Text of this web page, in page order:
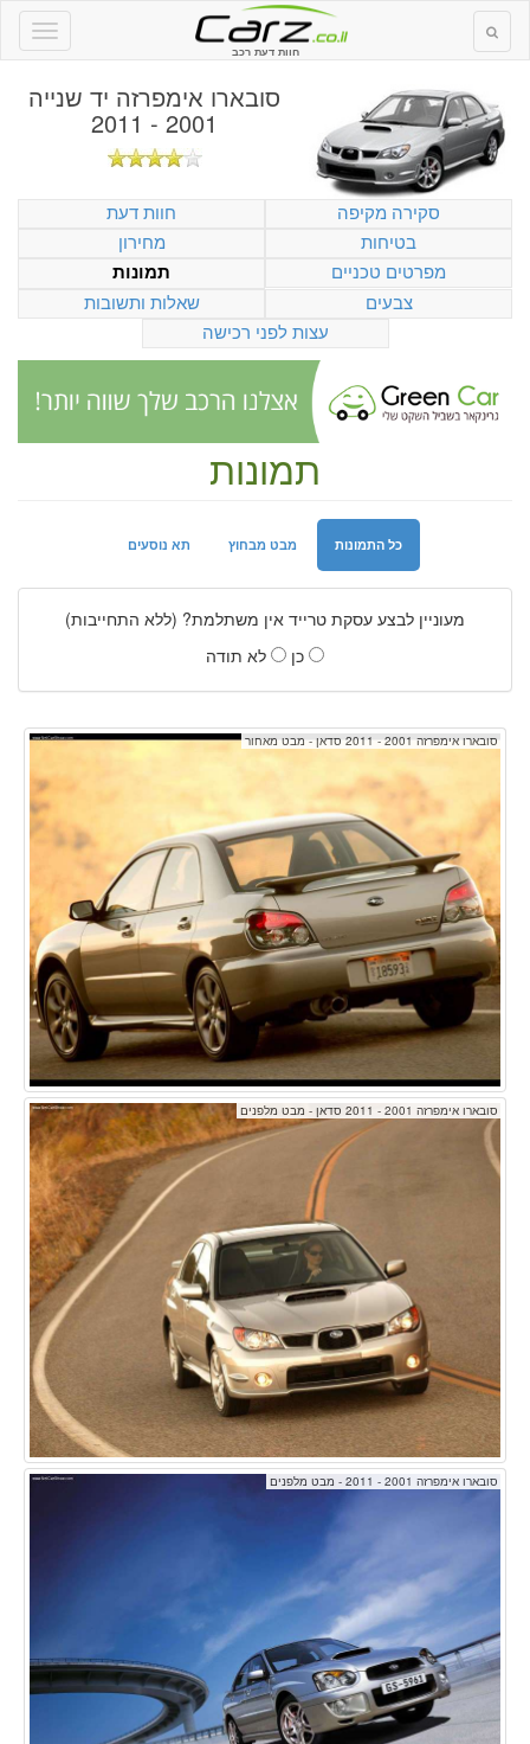
חוות דעת רכב
סובארו אימפרזה יד שנייה
2001 - 2011
סקירה מקיפה
חוות דעת
בטיחות
מחירון
מפרטים טכניים
תמונות
צבעים
שאלות ותשובות
עצות לפני רכישה
תמונות
תא נוסעים מבט מבחוץ כל התמונות
מעוניין לבצע עסקת טרייד אין משתלמת? (ללא התחייבות)
כן
לא תודה
סובארו אימפרזה 2001 - 2011 סדאן - מבט מאחור
סובארו אימפרזה 2001 - 2011 סדאן - מבט מלפנים
סובארו אימפרזה 2001 - 2011 - מבט מלפנים